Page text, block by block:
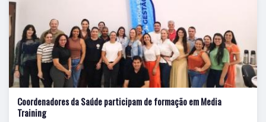
Coordenadores da Saúde participam de formação em Media
Training